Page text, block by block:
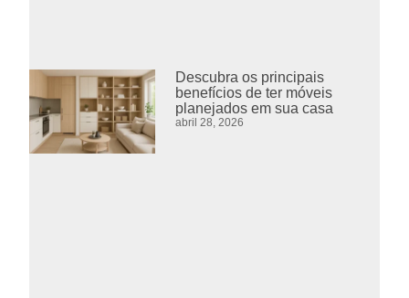
Descubra os principais
benefícios de ter móveis
planejados em sua casa
abril 28, 2026